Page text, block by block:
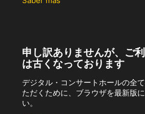
申し訳ありませんが、ご
は古くなっております
デジタル・コンサートホールの全
ただくために、ブラウザを最新版
い。